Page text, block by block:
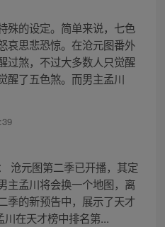
殊的设定。简单来说，七色
哀思悲恐惊。在沧元图番外
过煞，不过大多数人只觉醒
醒了五色煞。而男主孟川
沧元图第二季已开播，其定
主孟川将会换一个地图，离
季的新预告中，展示了天才
在天才榜中排名第...